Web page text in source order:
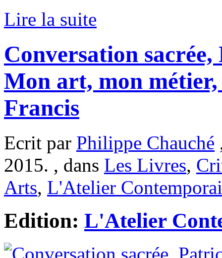
Lire la suite
Conversation
Mon art, mon
Francis
Ecrit par Philippe Chauché
2015. , dans Les Livres,
Arts, L'Atelier
Edition: L'Atelier